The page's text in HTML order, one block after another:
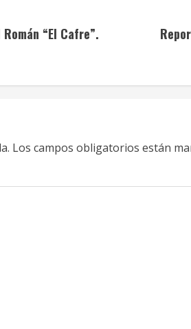
“El Cafre”.
Los campos obligatorios están